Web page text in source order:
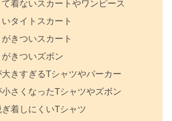
着ないスカートやワンピース
タイトスカート
きついスカート
きついズボン
きすぎるTシャツやパーカー
さくなったTシャツやズボン
着しにくいTシャツ